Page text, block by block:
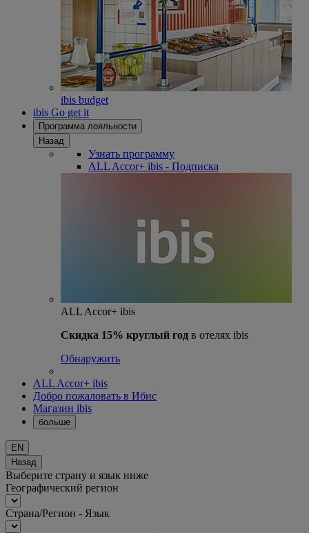
ibis budget
ibis Go get it
Программа лояльности
Назад
Узнать программу
ALL Accor+ ibis - Подписка
ALL Accor+ ibis
Скидка 15% круглый год в отелях ibis
Обнаружить
ALL Accor+ ibis
Добро пожаловать в Ибис
Магазин ibis
больше
EN
Назад
Выберите страну и язык ниже
Географический регион
Страна/Регион - Язык